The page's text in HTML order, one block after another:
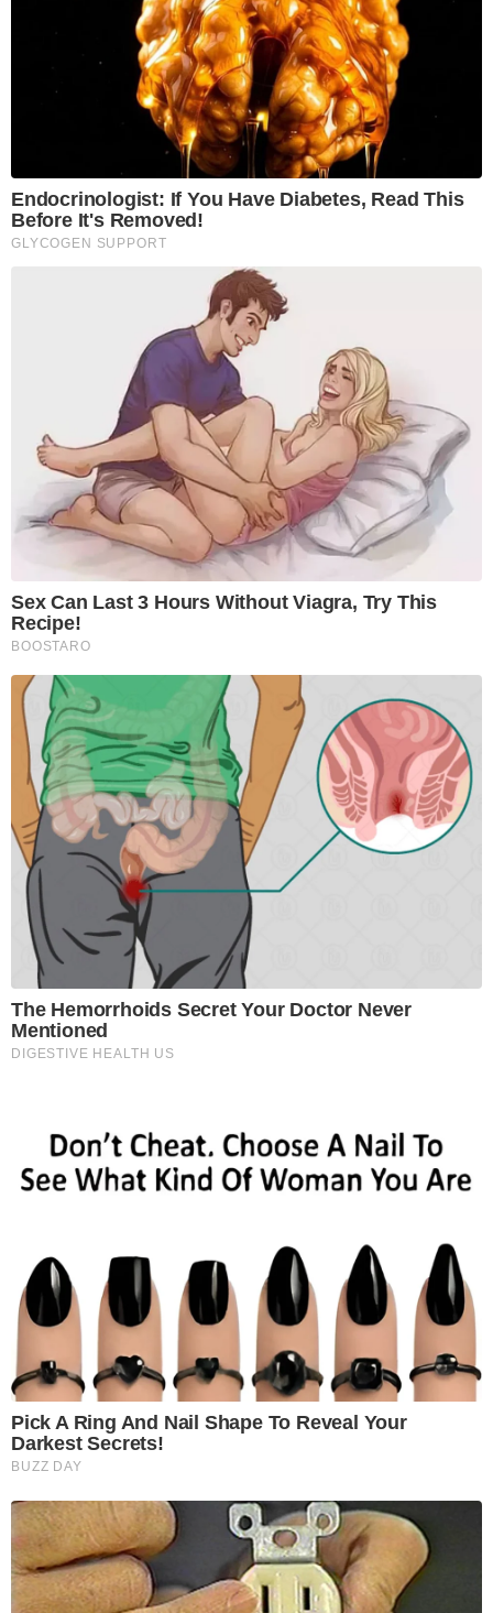
Endocrinologist: If You Have Diabetes, Read This
Before It's Removed!
GLYCOGEN SUPPORT
Sex Can Last 3 Hours Without Viagra, Try This
Recipe!
BOOSTARO
The Hemorrhoids Secret Your Doctor Never
Mentioned
DIGESTIVE HEALTH US
Pick A Ring And Nail Shape To Reveal Your
Darkest Secrets!
BUZZ DAY